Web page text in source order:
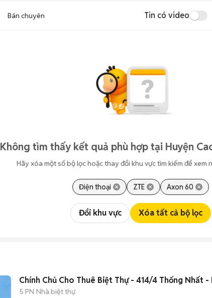
Bán chuyên Tin có video
Không tìm thấy kết quả phù hợp tại Huyện
Hãy xóa một số bộ lọc hoặc thay đổi khu vực tìm kiếm để xem
Điện thoại ZTE Axon 60
Đổi khu vực Xóa tất cả bộ lọc
Chính Chủ Cho Thuê Biệt Thự - 414/4 Thống Nhất -
5 PN Nhà biệt thự